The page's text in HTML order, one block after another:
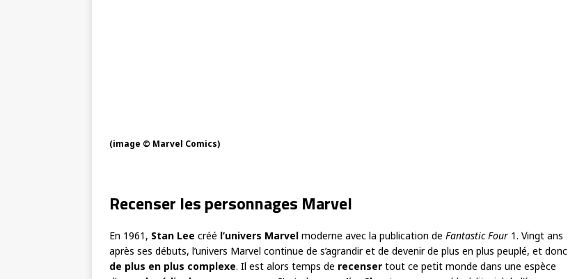
(image © Marvel Comics)
Recenser les personnages Marvel
En 1961, Stan Lee créé l’univers Marvel moderne avec la publication de Fantastic Four 1. Vingt ans
après ses débuts, l’univers Marvel continue de s’agrandir et de devenir de plus en plus peuplé, et donc
de plus en plus complexe. Il est alors temps de recenser tout ce petit monde dans une espèce